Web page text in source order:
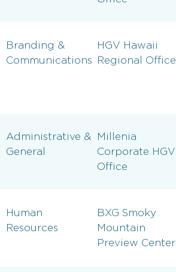
Branding &
Communications
HGV Hawaii
Regional Office
Administrative &
General
Millenia
Corporate HGV
Office
Human
Resources
BXG Smoky
Mountain
Preview Center